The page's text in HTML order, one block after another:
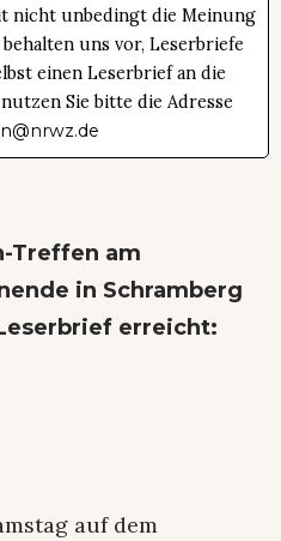
nicht unbedingt die Meinung
uns vor, Leserbriefe
einen Leserbrief an die
Sie bitte die Adresse
Treffen am
in Schramberg
erreicht:
auf dem